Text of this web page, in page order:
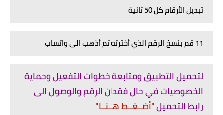
تبديل الأرقام كل 50 ثانية
11 قم بنسخ الرقم الذي أخترته ثم أذهب الى واتساب
لتحميل التطبيق ومتابعة خطوات التفعيل وحماية
الخصوصيات في حال فقدان الرقم والوصول الى
رابط التحميل"أضــغــط هــنــا"